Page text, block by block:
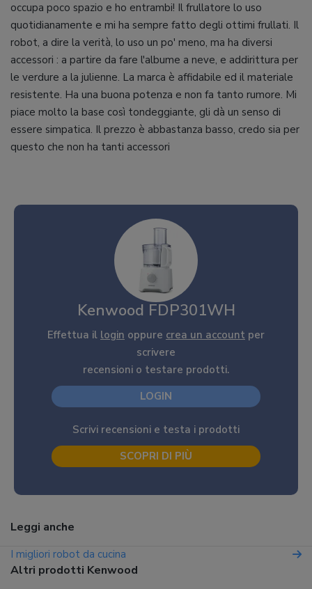
occupa poco spazio e ho entrambi! Il frullatore lo uso
quotidianamente e mi ha sempre fatto degli ottimi frullati. Il
robot, a dire la verità, lo uso un po' meno, ma ha diversi
accessori : a partire da fare l'albume a neve, e addirittura per
le verdure a la julienne. La marca è affidabile ed il materiale
resistente. Ha una buona potenza e non fa tanto rumore. Mi
piace molto la base così tondeggiante, gli dà un senso di
essere simpatica. Il prezzo è abbastanza basso, credo sia per
questo che non ha tanti accessori
Kenwood FDP301WH
Effettua il login oppure crea un account per
scrivere
recensioni o testare prodotti.
LOGIN
Scrivi recensioni e testa i prodotti
SCOPRI DI PIÙ
Leggi anche
I migliori robot da cucina
Altri prodotti Kenwood